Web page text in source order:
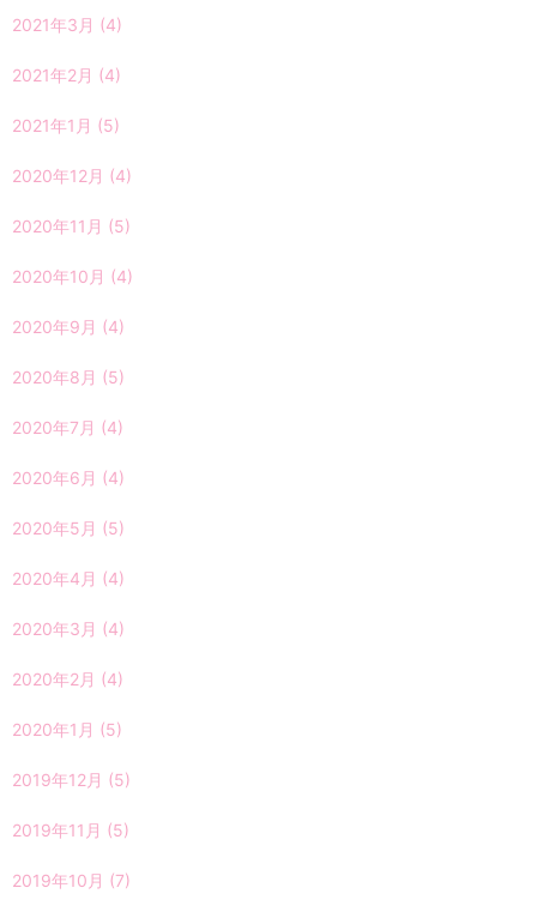
2021年3月 (4)
2021年2月 (4)
2021年1月 (5)
2020年12月 (4)
2020年11月 (5)
2020年10月 (4)
2020年9月 (4)
2020年8月 (5)
2020年7月 (4)
2020年6月 (4)
2020年5月 (5)
2020年4月 (4)
2020年3月 (4)
2020年2月 (4)
2020年1月 (5)
2019年12月 (5)
2019年11月 (5)
2019年10月 (7)